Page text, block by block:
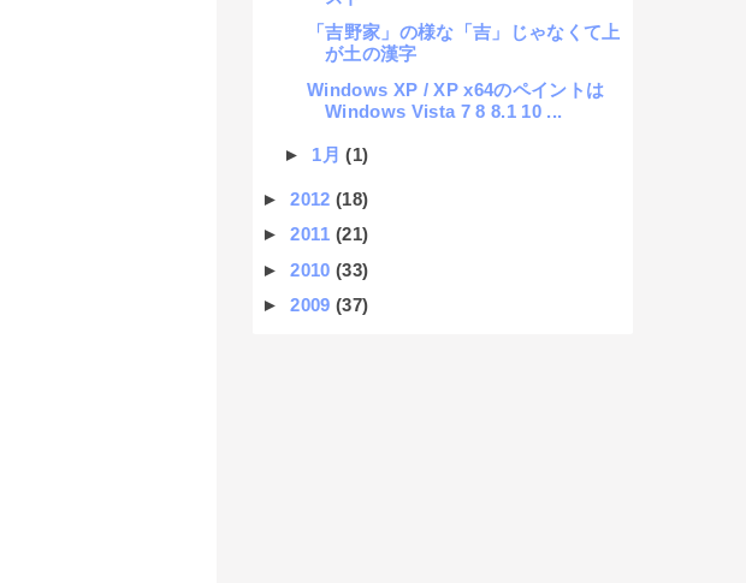
「吉野家」の様な「吉」じゃなくて上
が土の漢字
Windows XP / XP x64のペイントは
Windows Vista 7 8 8.1 10 ...
► 1月(1)
►2012(18)
►2011(21)
►2010(33)
►2009(37)